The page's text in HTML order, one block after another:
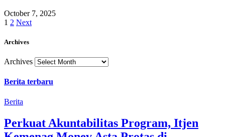
October 7, 2025
1 2 Next
Archives
Archives
Berita terbaru
Berita
Perkuat Akuntabilitas Program, Itjen